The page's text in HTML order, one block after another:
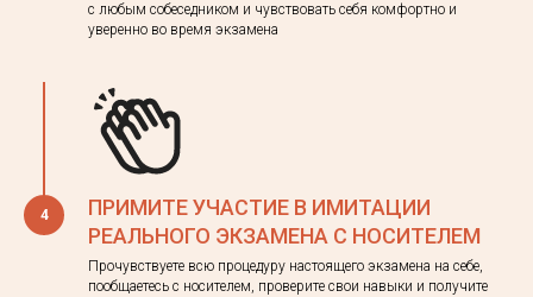
с любым собеседником и чувствовать себя комфортно и
уверенно во время экзамена
ПРИМИТЕ УЧАСТИЕ В ИМИТАЦИИ
РЕАЛЬНОГО ЭКЗАМЕНА С НОСИТЕЛЕМ
Прочувствуете всю процедуру настоящего экзамена на себе,
пообщаетесь с носителем, проверите свои навыки и получите